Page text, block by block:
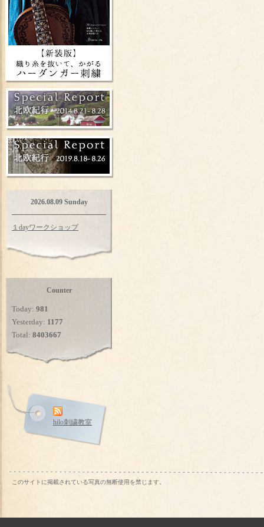
2026.08.09 Sunday
１dayワークショップ
Counter
Today: 981
Yesterday: 1177
Total: 8403667
hilo刺繍教室
このサイトに掲載されている写真の無断使用を禁じます。